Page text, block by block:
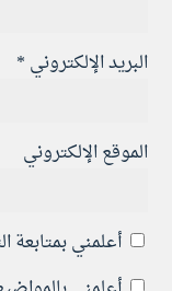
البريد الإلكتروني *
الموقع الإلكتروني
أعلمني بمتابعة